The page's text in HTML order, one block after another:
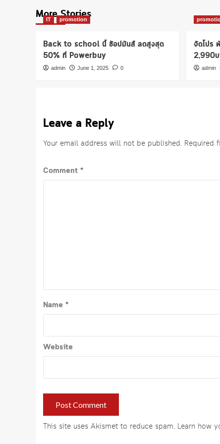
More Stories
IT promotion
Back to school นี้ ช้อปมันส์ ลดสูงสุด
50% ที่ Powerbuy
admin June 1, 2025 0
จัดโปร
2,990บ
admin
Leave a Reply
Your email address will not be published. Required
Comment *
Name *
Website
This site uses Akismet to reduce spam. Learn how